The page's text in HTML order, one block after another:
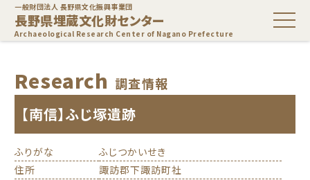
一般財団法人 長野県文化振興事業団
長野県埋蔵文化財センター
Archaeological Research Center of Nagano Prefecture
Research 調査情報
【南信】ふじ塚遺跡
ふりがな
ふじつかいせき
住所
諏訪郡下諏訪町社